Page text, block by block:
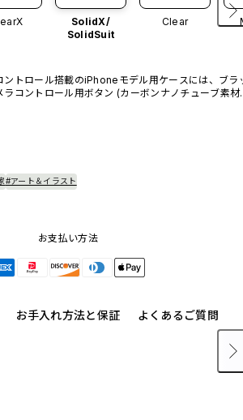
SolidX/
SolidSuit
Clear
ントロール搭載のiPhoneモデル用ケースには、ブラ
ラコントロール用ボタン (カーボンナノチューブ素材)
#アート＆イラスト
お支払い方法
お手入れ方法と保証 よくあるご質問